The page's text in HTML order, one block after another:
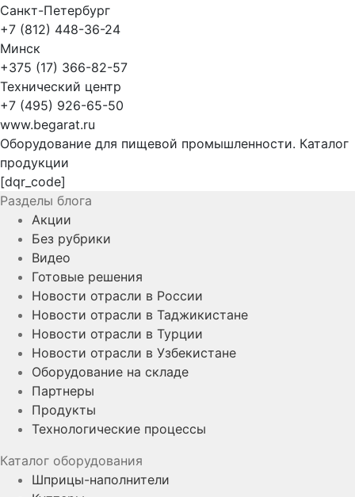
Санкт-Петербург
+7 (812) 448-36-24
Минск
+375 (17) 366-82-57
Технический центр
+7 (495) 926-65-50
www.begarat.ru
Оборудование для пищевой промышленности. Каталог
продукции
[dqr_code]
Разделы блога
Акции
Без рубрики
Видео
Готовые решения
Новости отрасли в России
Новости отрасли в Таджикистане
Новости отрасли в Турции
Новости отрасли в Узбекистане
Оборудование на складе
Партнеры
Продукты
Технологические процессы
Каталог оборудования
Шприцы-наполнители